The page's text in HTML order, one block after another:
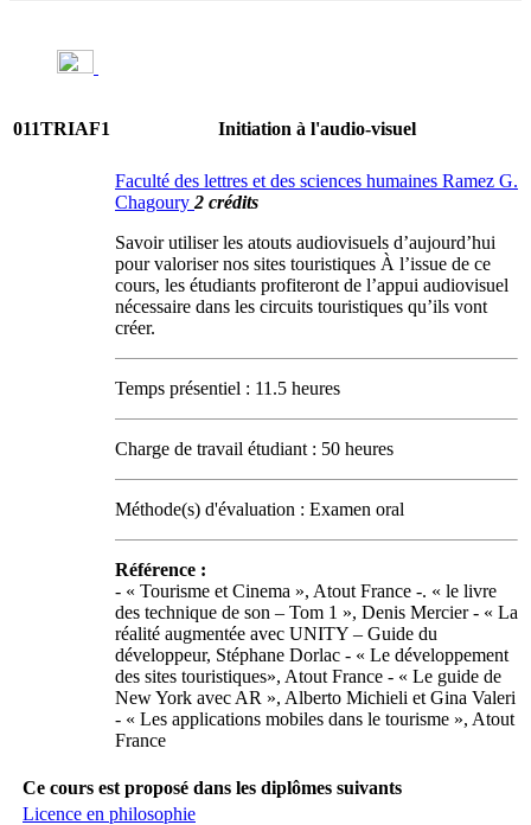
011TRIAF1 Initiation à l'audio-visuel
Faculté des lettres et des sciences humaines Ramez G.
Chagoury 2 crédits
Savoir utiliser les atouts audiovisuels d’aujourd’hui
pour valoriser nos sites touristiques À l’issue de ce
cours, les étudiants profiteront de l’appui audiovisuel
nécessaire dans les circuits touristiques qu’ils vont
créer.
Temps présentiel : 11.5 heures
Charge de travail étudiant : 50 heures
Méthode(s) d'évaluation : Examen oral
Référence :
- « Tourisme et Cinema », Atout France -. « le livre
des technique de son – Tom 1 », Denis Mercier - « La
réalité augmentée avec UNITY – Guide du
développeur, Stéphane Dorlac - « Le développement
des sites touristiques», Atout France - « Le guide de
New York avec AR », Alberto Michieli et Gina Valeri
- « Les applications mobiles dans le tourisme », Atout
France
Ce cours est proposé dans les diplômes suivants
Licence en philosophie